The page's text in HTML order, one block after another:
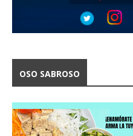
OSO SABROSO